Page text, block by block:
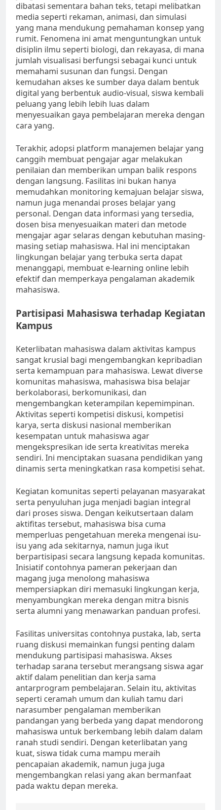
dibatasi sementara bahan teks, tetapi melibatkan
media seperti rekaman, animasi, dan simulasi
yang mana mendukung pemahaman konsep yang
rumit. Fenomena ini amat menguntungkan untuk
disiplin ilmu seperti biologi, dan rekayasa, di mana
jumlah visualisasi berfungsi sebagai kunci untuk
memahami susunan dan fungsi. Dengan
kemudahan akses ke sumber daya dalam bentuk
digital yang berbentuk audio-visual, siswa kembali
peluang yang lebih lebih luas dalam
menyesuaikan gaya pembelajaran mereka dengan
cara yang.
Terakhir, adopsi platform manajemen belajar yang
canggih membuat pengajar agar melakukan
penilaian dan memberikan umpan balik respons
dengan langsung. Fasilitas ini bukan hanya
memudahkan monitoring kemajuan belajar siswa,
namun juga menandai proses belajar yang
personal. Dengan data informasi yang tersedia,
dosen bisa menyesuaikan materi dan metode
mengajar agar selaras dengan kebutuhan masing-
masing setiap mahasiswa. Hal ini menciptakan
lingkungan belajar yang terbuka serta dapat
menanggapi, membuat e-learning online lebih
efektif dan memperkaya pengalaman akademik
mahasiswa.
Partisipasi Mahasiswa terhadap Kegiatan
Kampus
Keterlibatan mahasiswa dalam aktivitas kampus
sangat krusial bagi mengembangkan kepribadian
serta kemampuan para mahasiswa. Lewat diverse
komunitas mahasiswa, mahasiswa bisa belajar
berkolaborasi, berkomunikasi, dan
mengembangkan keterampilan kepemimpinan.
Aktivitas seperti kompetisi diskusi, kompetisi
karya, serta diskusi nasional memberikan
kesempatan untuk mahasiswa agar
mengekspresikan ide serta kreativitas mereka
sendiri. Ini menciptakan suasana pendidikan yang
dinamis serta meningkatkan rasa kompetisi sehat.
Kegiatan komunitas seperti pelayanan masyarakat
serta penyuluhan juga menjadi bagian integral
dari proses siswa. Dengan keikutsertaan dalam
aktifitas tersebut, mahasiswa bisa cuma
memperluas pengetahuan mereka mengenai isu-
isu yang ada sekitarnya, namun juga ikut
berpartisipasi secara langsung kepada komunitas.
Inisiatif contohnya pameran pekerjaan dan
magang juga menolong mahasiswa
mempersiapkan diri memasuki lingkungan kerja,
menyambungkan mereka dengan mitra bisnis
serta alumni yang menawarkan panduan profesi.
Fasilitas universitas contohnya pustaka, lab, serta
ruang diskusi memainkan fungsi penting dalam
mendukung partisipasi mahasiswa. Akses
terhadap sarana tersebut merangsang siswa agar
aktif dalam penelitian dan kerja sama
antarprogram pembelajaran. Selain itu, aktivitas
seperti ceramah umum dan kuliah tamu dari
narasumber pengalaman memberikan
pandangan yang berbeda yang dapat mendorong
mahasiswa untuk berkembang lebih dalam dalam
ranah studi sendiri. Dengan keterlibatan yang
kuat, siswa tidak cuma mampu meraih
pencapaian akademik, namun juga juga
mengembangkan relasi yang akan bermanfaat
pada waktu depan mereka.